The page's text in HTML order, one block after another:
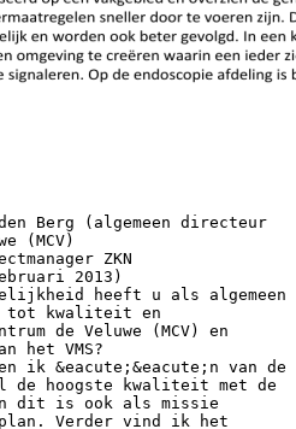
aan pati&euml;nt geven - Folders aanpassen - Time out formulieren aanpassen Financi&euml;n en voorraad: - Prijs van het product versus ander product - Voorraad eerst wegwerken? - Bestellijsten veranderen en doorgeven aan apotheek Automatisering: - Velden in verslag moeten worden aangepast. Na introduceren van het VMS systeem is dit voor iedereen duidelijker geworden dat het zeer belangrijk is om op alle niveaus te kijken welke consequenties een verandering heeft. Op welke wijze hebben jullie het bestaande kwaliteitssysteem en het VMS ge&iuml;ntegreerd? Wij hebben het ZKN keurmerk en het VMS in &eacute;&eacute;n keer gehaald. Dus wij hebben meteen gewerkt met de nieuwe VMS veiligheidseisen. Het grote verschil is denk ik het beter in kaart brengen van je risicovolle processen en deze te plaatsen in de risicomatrix. En na het in kaart brengen hiervan verbetermaatregelen uit te zetten. In onze kliniek zat de uitbreiding met name in het SMARTer beschrijven van alle doelstellingen in de beleidsnota en kwaliteitshandboek. Hoe SMARTer deze doelstellingen zijn geformuleerd hoe makkelijker het is om te kijken of je ook alle doelstellingen behaald hebt. Interessant is het om te kijken waarom ze eventueel niet behaald zijn. Op welke wijze zijn jullie met de prospectieve risico inventarisaties aan de slag gegaan? Vanaf de start met onze kliniek zijn wij begonnen met het in kaart brengen van de risico’s en het maken van risico-inventarisaties. Om de risico’s goed in kaart te brengen is door onze kwaliteitsmedewerker eerst een onderzoek gedaan naar de methodes voor het maken van een prospectieve risico inventarisatie. Toen waren we al beland op VMS veiligheidsprogramma met handige PRI tool. Er zijn vervolgens verschillende processchema’s ontwikkeld met stappen vanaf het begin (aanmelding) tot eind (ontslag) die een pati&euml;nt aflegt. Deze processen zijn door kritische observaties, controles en overleg met de afdelingen tot stand gekomen. De risico’s zijn verder verwerkt in een tabel met o.a. gevolgen, risicoscore en maatregelen. Er is een risico inventarisatie matrix ontwikkeld voor het uitrekenen van de scores voor ernst maal kans om aan de hand van de risicoscores prioriteiten te stellen. Ten slotte zijn de verbetermaatregelen in een evaluatierapport vastgelegd. Voor de totale prospectieve risico inventarisatie zijn alle afdelingen en alle processen betrokken. Omdat wij niet een heel grote kliniek zijn is er geen team samengesteld voor het opzetten van het prospectieve risico inventarisatie. Ons beleidsadviseur kwaliteitszorg heeft het PRI opgezet en uitgevoerd in overleg met de afdelingen en directie. Wat hebben jullie van de PRI’s geleerd? Dat er na kritische observaties per afdeling en per processchema veel risico’s zijn. Ook al is het percentage zeer laag, het blijft een risico. Door het in schema’s, tabellen en vervolgens in de risicomatrix te zetten heb je alle risico’s in &eacute;&eacute;n overzicht en kun je makkelijk prioriteiten stellen. Kunt u een voorbeeld noemen van een verbetermaatregel die is doorgevoerd of een bestaande beheersmaatregel (die is aangescherpt) als uitkomst van de PRI? Een voorbeeld van een verbetermaatregel die is doorgevoerd is het omdoen van een polsbandje bij elk pati&euml;nt met sedatie. Dit risico heeft enorm hoog gescoord, waardoor de maatregel ook direct is genomen. PRI zorgt ervoor dat je veel dieper nadenkt over de risico’s en mogelijke gevolgen. Hoe wordt door het personeel de PRI ervaren? Tijdens de uitvoering van de PRI werden sommige medewerkers ge&iuml;nterviewd om de processen zo goed mogelijk in kaart te brengen. Door vragen te stellen als; waarom, hoe, wat gebeurt er dan, wat kan er mis gaan, werden ze al bewust gemaakt van de mogelijke risico’s. De resultaten van de PRI zijn gepresenteerd aan het personeel inclusief de risico’s, gevolgen en verbetermaatregelen. Zij vonden de resultaten zeer indrukwekkend en waren niet bewust van alle risico’s. De PRI heeft er toe geleid dat niet alleen de directie maar ook het personeel zich bewust werd van de risico’s. Hoe zorg je ervoor dat de resultaten van de uitgevoerde PRI’s – de verbetermaatregelen – ook daadwerkelijk worden uitgevoerd en blijvend effect hebben? Voordat het VMS ge&iuml;mplementeerd was, werden de verbeteracties uit de PRI in een evaluatierapport ingevuld met verantwoordelijk persoon, datum evaluatie en of het voltooid is. Indien het niet op die datum is voltooid dan werd cyclus opnieuw doorlopen totdat het wel was voltooid. Nu zetten we verbetermaatregelen/actiepunten om in SMART doelstellingen en deze zetten we in ons jaarplanning met PDCA momenten zodat continu verbetering gerealiseerd wordt. Deze verbetermaatregelen die omgezet zijn in doelstellingen zijn allemaal samengebundeld in &eacute;&eacute;n overzichtelijk document in plaats van een aantal verschillende documenten. Dit maakt het mogelijk dat we in een oogopslag alle doelstellingen en verbeteracties zien. Wat is de rol van de directie en het management bij het doorlopen van de verschillende stappen van een PRI? Met name in relatie tot de uitkomst – een voorgestelde verbetermaatregel door het PRI-team – en de doorvoering daarvan? De directe